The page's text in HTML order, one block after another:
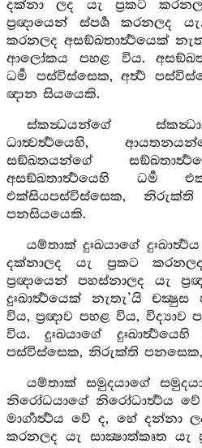
දක්නා ලද යැ ප්‍රකට
ප්‍රඥායෙන් ස්පර්‍ශ කරනලද
කරනලද අසඞ්ඛතාර්‍ත්‍ථයෙක්
ආලෝකය පහළ විය.
ධර්‍ම පස්විස්සෙක, අර්‍ත්‍ථ
ඥාන සියයෙකි.
ස්කන්‍ධයන්ගේ
ධාත්‍වර්‍ත්‍ථයෙහි,
සඞ්ඛතයන්ගේ
අසඞ්ඛතාර්‍ත්‍ථයෙහි ධර්‍ම
එක්සියපස්විස්සෙක,
පනසියයෙකි.
යම්තාක් දුඃඛයාගේ
දක්නාලද යැ ප්‍රකට
ප්‍රඥායෙන් පහස්නාලද යැ
දුඃඛාර්‍ත්‍ථයෙක් නැතැ’යි
විය, ප්‍රඥාව පහළ විය,
විය. දුඃඛයාගේ
පස්විස්සෙක, නිරුක්ති
යම්තාක් සමුදයාගේ
නිරෝධයාගේ නිරෝධාර්‍ත්‍ථය වේ
මාර්‍ගාර්‍ත්‍ථය වේ ද, හේ දන්නා
කරනලද යැ සාක්‍ෂාත්කෘත යැ